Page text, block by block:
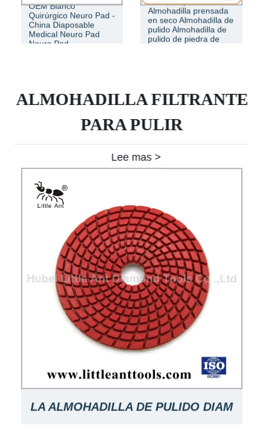
OEM Blanco
Quirúrgico Neuro Pad -
China Diaposable
Medical Neuro Pad
Neuro Pad
Almohadilla prensada
en seco Almohadilla de
pulido Almohadilla de
pulido de piedra de
ALMOHADILLA FILTRANTE
PARA PULIR
Lee mas >
LA ALMOHADILLA DE PULIDO DIAM